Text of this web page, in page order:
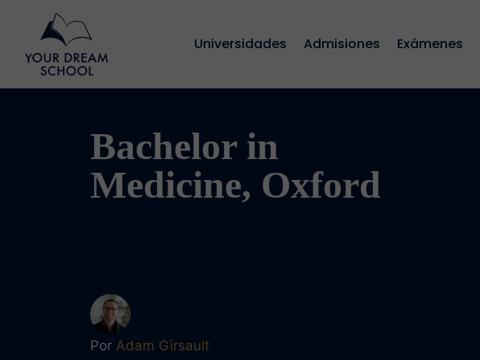
Universidades Admisiones Exámenes
Bachelor in
Medicine, Oxford
Por Adam Girsault